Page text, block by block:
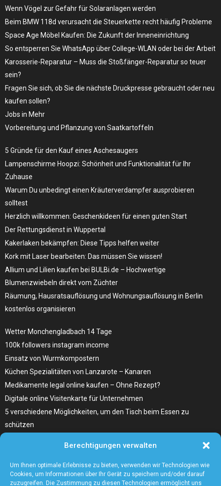
Berechtigungen verwalten
Um Ihnen optimale Erlebnisse zu bieten, verwenden wir Technologien wie
Cookies, um Informationen über Ihr Gerät zu speichern und/oder darauf
zuzugreifen. Die Zustimmung zu diesen Technologien ermöglicht uns
Wenn Vögel zur Gefahr für Solaranlagen werden
Beim BMW 118d verursacht die Steuerkette recht häufig Probleme
Space Age Möbel Kaufen: Die Zukunft der Inneneinrichtung
So entsperren Sie WhatsApp über College-WLAN oder bei der Arbeit
Karosserie-Reparatur – Muss die Stoßfänger-Reparatur so teuer
sein?
Fragen Sie sich, ob Sie die nächste Druckpresse gebraucht oder neu
kaufen sollen?
Jobs in Mehr
Vorbereitung und Pflanzung von Saatkartoffeln
5 Gründe für den Kauf eines Aschesaugers
Lampenschirme Hoopzi: Schönheit und Funktionalität für Ihr
Zuhause
Warum Du unbedingt einen Kräuterverdampfer ausprobieren
solltest
Herzlich willkommen: Geschenkideen für einen guten Start
Der Rettungsdienst in Wuppertal
Kakerlaken bekämpfen: Diese Tipps helfen weiter
Kork mit Laser bearbeiten: Das müssen Sie wissen!
Allium und Lilien kaufen bei BULBi.de – Hochwertige
Blumenzwiebeln direkt vom Züchter
Räumung, Hausratsauflösung und Wohnungsauflösung in Berlin
kostenlos organisieren
Wetter Monchengladbach 14 Tage
100k followers instagram income
Einsatz von Wurmkompostern
Küchen Spezialitäten von Lanzarote – Kanaren
Medikamente legal online kaufen – Ohne Rezept?
Digitale online Visitenkarte für Unternehmen
5 verschiedene Möglichkeiten, um den Tisch beim Essen zu
schützen
Wählen Sie den richtigen Fleischzuschnitt, wie zum Beispiel
Hochrippe vom Rind für Ihr Gericht